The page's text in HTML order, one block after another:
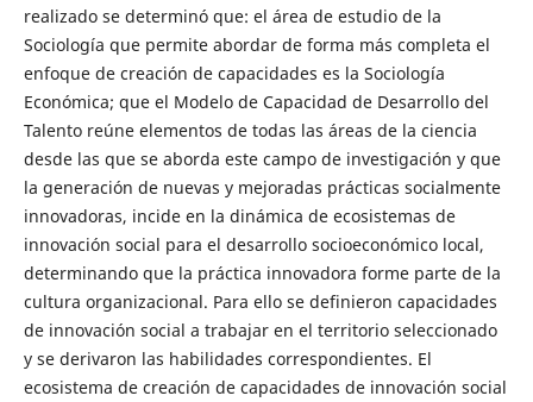
realizado se determinó que: el área de estudio de la
Sociología que permite abordar de forma más completa el
enfoque de creación de capacidades es la Sociología
Económica; que el Modelo de Capacidad de Desarrollo del
Talento reúne elementos de todas las áreas de la ciencia
desde las que se aborda este campo de investigación y que
la generación de nuevas y mejoradas prácticas socialmente
innovadoras, incide en la dinámica de ecosistemas de
innovación social para el desarrollo socioeconómico local,
determinando que la práctica innovadora forme parte de la
cultura organizacional. Para ello se definieron capacidades
de innovación social a trabajar en el territorio seleccionado
y se derivaron las habilidades correspondientes. El
ecosistema de creación de capacidades de innovación social